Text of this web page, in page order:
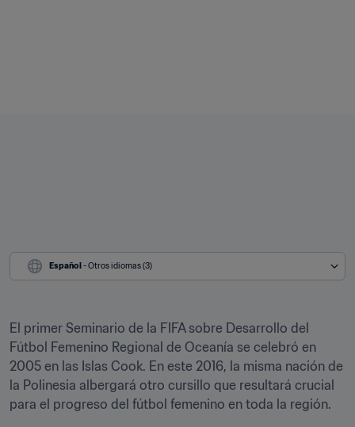
Español - Otros idiomas (3)
El primer Seminario de la FIFA sobre Desarrollo del
Fútbol Femenino Regional de Oceanía se celebró en
2005 en las Islas Cook. En este 2016, la misma nación de
la Polinesia albergará otro cursillo que resultará crucial
para el progreso del fútbol femenino en toda la región.